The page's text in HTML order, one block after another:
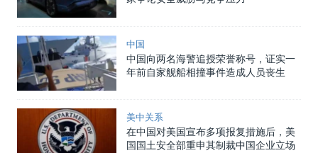
中国
中国向两名海警追授荣誉称号，证实一
年前自家舰船相撞事件造成人员丧生
美中关系
在中国对美国宣布多项报复措施后，美
国国土安全部重申其制裁中国企业立场